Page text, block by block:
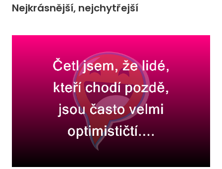
Nejkrásnější, nejchytřejší